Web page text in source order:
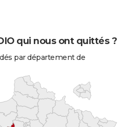
qui nous ont quittés ?
par département de